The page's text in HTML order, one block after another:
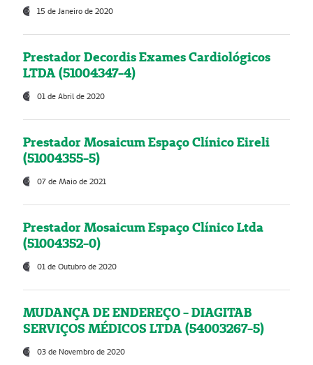
15 de Janeiro de 2020
Prestador Decordis Exames Cardiológicos
LTDA (51004347-4)
01 de Abril de 2020
Prestador Mosaicum Espaço Clínico Eireli
(51004355-5)
07 de Maio de 2021
Prestador Mosaicum Espaço Clínico Ltda
(51004352-0)
01 de Outubro de 2020
MUDANÇA DE ENDEREÇO - DIAGITAB
SERVIÇOS MÉDICOS LTDA (54003267-5)
03 de Novembro de 2020